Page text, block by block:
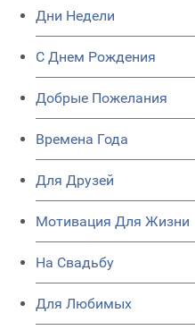
Дни Недели
C Днем Рождения
Добрые Пожелания
Времена Года
Для Друзей
Мотивация Для Жизни
На Свадьбу
Для Любимых